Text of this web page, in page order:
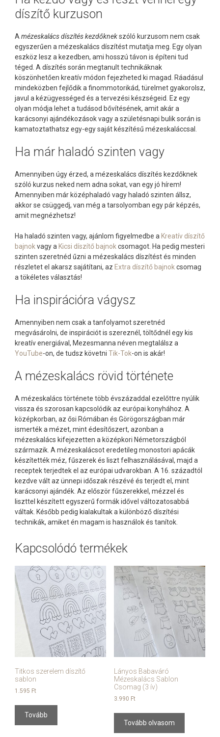
díszítő kurzuson
A mézeskalács díszítés kezdőknekszóló kurzusom nem csak
egyszerűen a mézeskalács díszítést mutatja meg. Egy olyan
eszköz lesz a kezedben, ami hosszú távon is építeni tud
téged. A díszítés során megtanult technikáknak
köszönhetően kreatív módon fejezheted ki magad. Ráadásul
mindeközben fejlődik a finommotorikád, türelmet gyakorolsz,
javul a kézügyességed és a tervezési készségeid. Ez egy
olyan módja lehet a tudásod bővítésének, amit akár a
karácsonyi ajándékozások vagy a születésnapi bulik során is
kamatoztathatsz egy-egy saját készítésű mézeskaláccsal.
Ha már haladó szinten vagy
Amennyiben úgy érzed, a mézeskalács díszítés kezdőknek
szóló kurzus neked nem adna sokat, van egy jó hírem!
Amennyiben már középhaladó vagy haladó szinten állsz,
akkor se csüggedj, van még a tarsolyomban egy pár képzés,
amit megnézhetsz!
Ha haladó szinten vagy, ajánlom figyelmedbe a Kreatív díszítő
bajnok vagy a Kicsi díszítő bajnok csomagot. Ha pedig mesteri
szinten szeretnéd űzni a mézeskalács díszítést és minden
részletet el akarsz sajátítani, az Extra díszítő bajnok csomag
a tökéletes választás!
Ha inspirációra vágysz
Amennyiben nem csak a tanfolyamot szeretnéd
megvásárolni, de inspirációt is szereznél, töltődnél egy kis
kreatív energiával, Mezesmanna néven megtalálsz a
YouTube-on, de tudsz követni Tik-Tok-on is akár!
A mézeskalács rövid története
A mézeskalács története több évszázaddal ezelőttre nyúlik
vissza és szorosan kapcsolódik az európai konyhához. A
középkorban, az ősi Rómában és Görögországban már
ismerték a mézet, mint édesítőszert, azonban a
mézeskalács kifejezetten a középkori Németországból
származik. A mézeskalácsot eredetileg monostori apácák
készítették méz, fűszerek és liszt felhasználásával, majd a
receptek terjedtek el az európai udvarokban. A 16. századtól
kezdve vált az ünnepi időszak részévé és terjedt el, mint
karácsonyi ajándék. Az először fűszerekkel, mézzel és
liszttel készített egyszerű formák idővel változatosabbá
váltak. Később pedig kialakultak a különböző díszítési
technikák, amiket én magam is használok és tanítok.
Kapcsolódó termékek
Titkos szerelem díszítő
sablon
1.595 Ft
Tovább
Lányos Babaváró
Mézeskalács Sablon
Csomag (3 ív)
3.990 Ft
Tovább olvasom